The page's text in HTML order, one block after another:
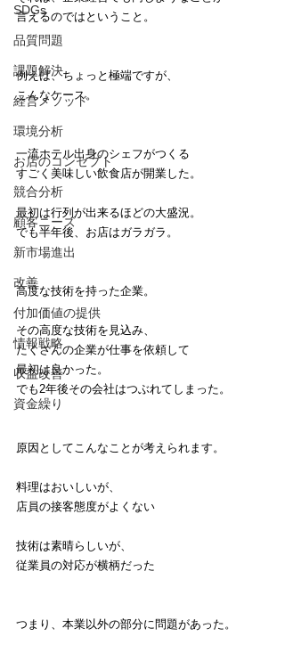
SDGs
品質問題
課題解決
経営メソッド
環境分析
お店のコンセプト
競合分析
顧客ニーズ
新市場進出
改善
付加価値の提供
情報戦略
収益改善
資金繰り
言えるのではということ。
例えば、ちょっと極端ですが、
こんなケース。
一流ホテル出身のシェフがつくる
すごく美味しい飲食店が開業した。
最初は行列が出来るほどの大盛況。
でも半年後、お店はガラガラ。
高度な技術を持った企業。
その高度な技術を見込み、
たくさんの企業が仕事を依頼して
最初は良かった。
でも2年後その会社はつぶれてしまった。
原因としてこんなことが考えられます。
料理はおいしいが、
店員の接客態度がよくない
技術は素晴らしいが、
従業員の対応が横柄だった
つまり、本業以外の部分に問題があった。